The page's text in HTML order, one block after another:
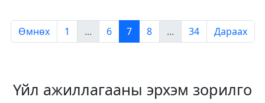
Өмнөх 1 ... 6 7 8 ... 34 Дараах
Үйл ажиллагааны эрхэм зорилго